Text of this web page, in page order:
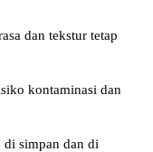
dan tekstur tetap
kontaminasi dan
di simpan dan di